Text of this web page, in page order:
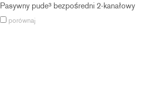
Pasywny pude³ bezpośredni 2-kanałowy
porównaj